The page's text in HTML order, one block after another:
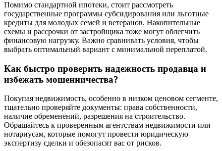
Помимо стандартной ипотеки, стоит рассмотреть
государственные программы субсидирования или льготные
кредиты для молодых семей и ветеранов. Накопительные
схемы и рассрочки от застройщика тоже могут облегчить
финансовую нагрузку. Важно сравнивать условия, чтобы
выбрать оптимальный вариант с минимальной переплатой.
Как быстро проверить надежность продавца и
избежать мошенничества?
Покупая недвижимость, особенно в низком ценовом сегменте,
тщательно проверяйте документы: права собственности,
наличие обременений, разрешения на строительство.
Обращайтесь к проверенным агентствам недвижимости или
нотариусам, которые помогут провести юридическую
экспертизу сделки и обезопасят вас от рисков.